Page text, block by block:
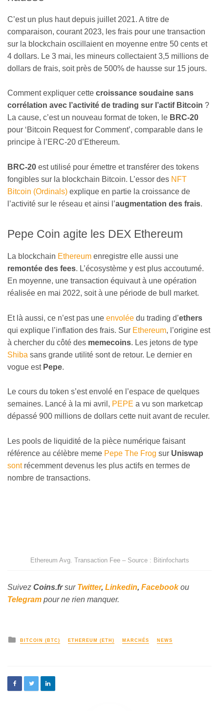
C’est un plus haut depuis juillet 2021. A titre de
comparaison, courant 2023, les frais pour une transaction
sur la blockchain oscillaient en moyenne entre 50 cents et
4 dollars. Le 3 mai, les mineurs collectaient 3,5 millions de
dollars de frais, soit près de 500% de hausse sur 15 jours.
Comment expliquer cette croissance soudaine sans
corrélation avec l’activité de trading sur l’actif Bitcoin ?
La cause, c’est un nouveau format de token, le BRC-20
pour ‘Bitcoin Request for Comment’, comparable dans le
principe à l’ERC-20 d’Ethereum.
BRC-20 est utilisé pour émettre et transférer des tokens
fongibles sur la blockchain Bitcoin. L’essor des NFT
Bitcoin (Ordinals) explique en partie la croissance de
l’activité sur le réseau et ainsi l’augmentation des frais.
Pepe Coin agite les DEX Ethereum
La blockchain Ethereum enregistre elle aussi une
remontée des fees. L’écosystème y est plus accoutumé.
En moyenne, une transaction équivaut à une opération
réalisée en mai 2022, soit à une période de bull market.
Et là aussi, ce n’est pas une envolée du trading d’ethers
qui explique l’inflation des frais. Sur Ethereum, l’origine est
à chercher du côté des memecoins. Les jetons de type
Shiba sans grande utilité sont de retour. Le dernier en
vogue est Pepe.
Le cours du token s’est envolé en l’espace de quelques
semaines. Lancé à la mi avril, PEPE a vu son marketcap
dépassé 900 millions de dollars cette nuit avant de reculer.
Les pools de liquidité de la pièce numérique faisant
référence au célèbre meme Pepe The Frog sur Uniswap
sontrécemment devenus les plus actifs en termes de
nombre de transactions.
Ethereum Avg. Transaction Fee – Source : Bitinfocharts
Suivez Coins.frsur Twitter, Linkedin, Facebookou
Telegram pour ne rien manquer.
BITCOIN (BTC) ETHEREUM (ETH) MARCHÉS NEWS